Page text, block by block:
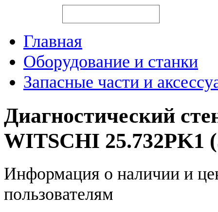
Главная
Оборудование и станки
Запасные части и
Диагностический
WITSCHI 25.732PK1
Информация о наличии и
пользователям